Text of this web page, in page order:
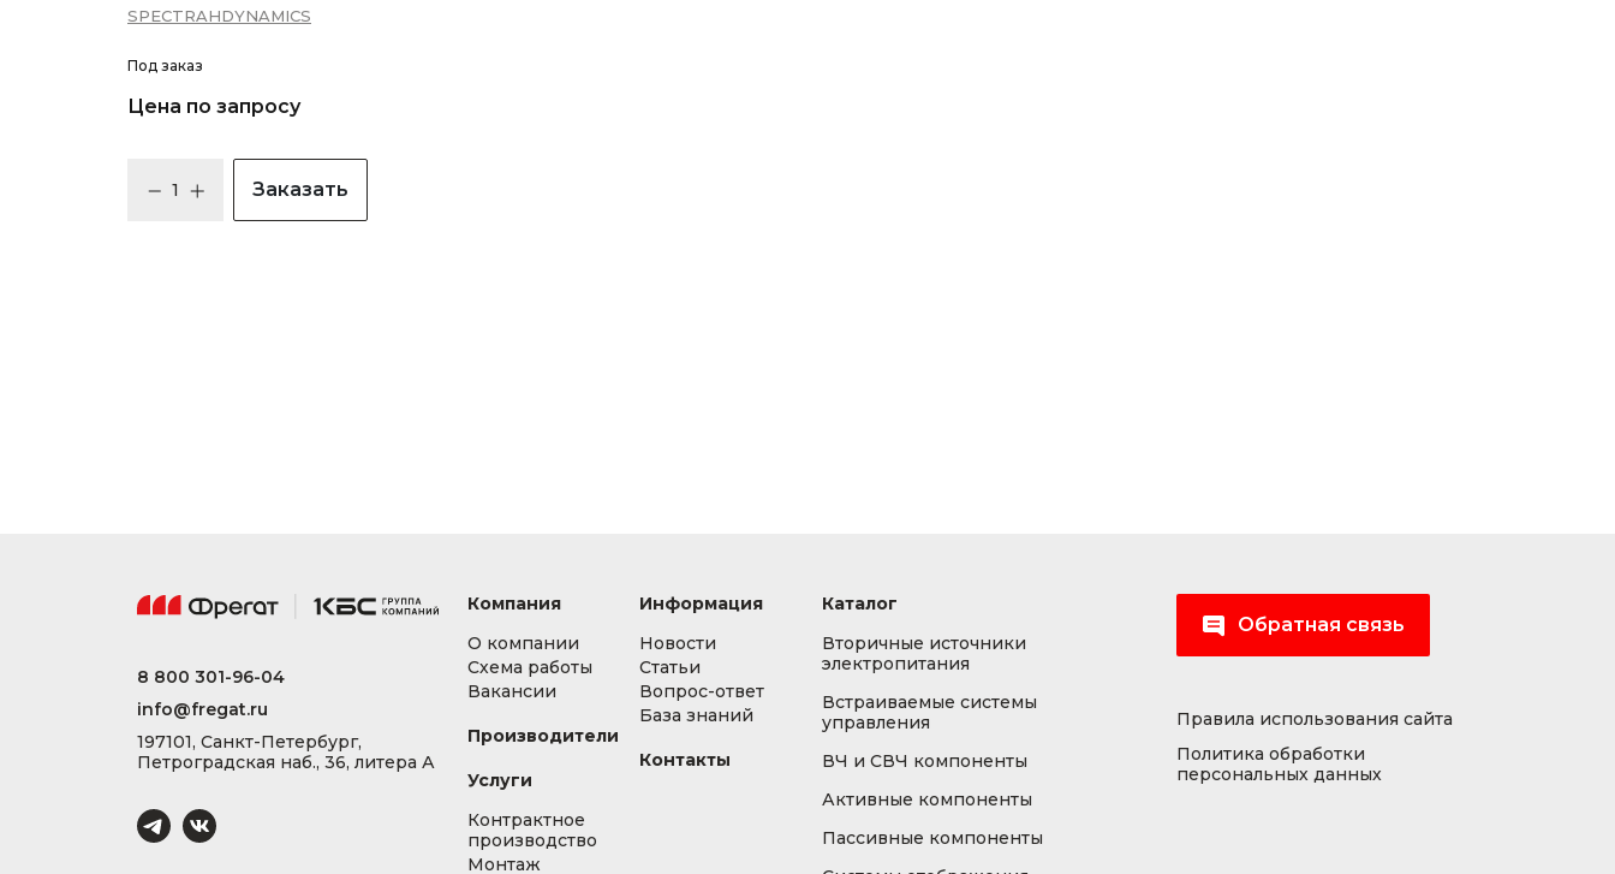
SPECTRAHDYNAMICS
Под заказ
Цена по запросу
Заказать
8 800 301-96-04
info@fregat.ru
197101, Санкт-Петербург,
Петроградская наб., 36, литера А
Компания
О компании
Схема работы
Вакансии
Производители
Услуги
Контрактное
производство
Монтаж
Информация
Новости
Статьи
Вопрос-ответ
База знаний
Контакты
Каталог
Вторичные источники
электропитания
Встраиваемые системы
управления
ВЧ и СВЧ компоненты
Активные компоненты
Пассивные компоненты
Обратная связь
Правила использования сайта
Политика обработки
персональных данных